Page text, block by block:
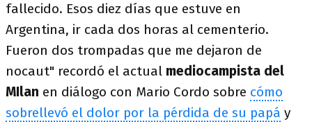
fallecido. Esos diez días que estuve en
Argentina, ir cada dos horas al cementerio.
Fueron dos trompadas que me dejaron de
nocaut" recordó el actual mediocampista del
MIlan en diálogo con Mario Cordo sobre cómo
sobrellevó el dolor por la pérdida de su papá y